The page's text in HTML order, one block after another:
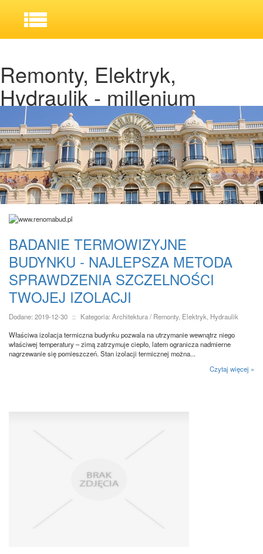
Remonty, Elektryk,
Hydraulik - millenium
BADANIE TERMOWIZYJNE
BUDYNKU - NAJLEPSZA METODA
SPRAWDZENIA SZCZELNOŚCI
TWOJEJ IZOLACJI
Dodane: 2019-12-30 ::
Kategoria: Architektura / Remonty, Elektryk, Hydraulik
Właściwa izolacja termiczna budynku pozwala na utrzymanie wewnątrz niego
właściwej temperatury – zimą zatrzymuje ciepło, latem ogranicza nadmierne
nagrzewanie się pomieszczeń. Stan izolacji termicznej można...
Czytaj więcej »